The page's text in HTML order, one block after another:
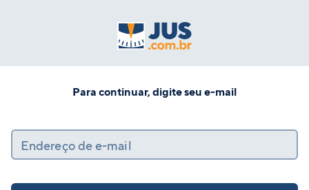
Para continuar, digite seu e-mail
Endereço de e-mail